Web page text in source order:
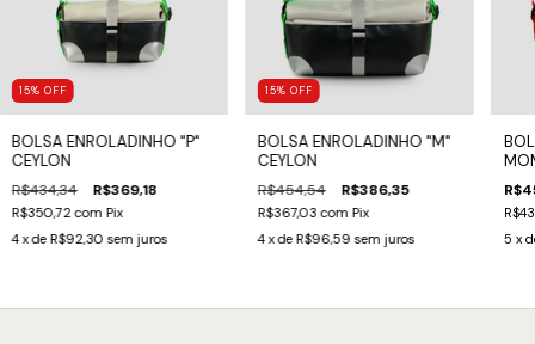
15% OFF
BOLSA ENROLADINHO "P"
CEYLON
R$434,34 R$369,18
R$350,72com Pix
4 x de R$92,30 sem juros
15% OFF
BOLSA ENROLADINHO "M"
CEYLON
R$454,54 R$386,35
R$367,03com Pix
4 x de R$96,59 sem juros
5 x